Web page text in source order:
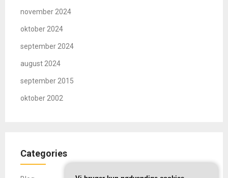
november 2024
oktober 2024
september 2024
august 2024
september 2015
oktober 2002
Categories